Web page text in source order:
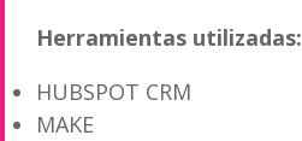
Herramientas utilizadas:
HUBSPOT CRM
MAKE